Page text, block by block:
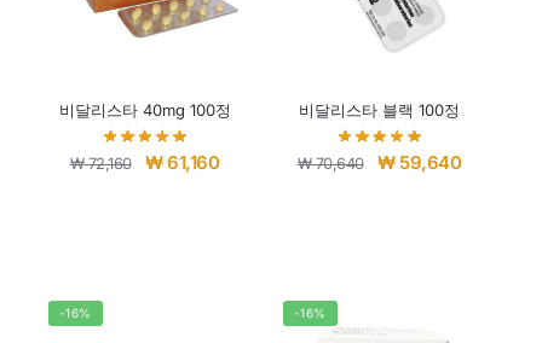
비달리스타 40mg 100정
₩72,160 ₩61,160
비달리스타 블랙 100정
₩70,640 ₩59,640
-16% -16%